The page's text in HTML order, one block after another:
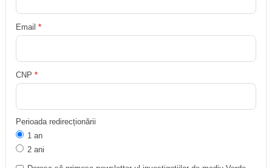
Email *
CNP *
Perioada redirecționării
1 an
2 ani